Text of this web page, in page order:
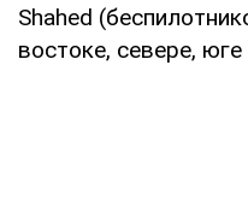
Shahed
востоке, севере,